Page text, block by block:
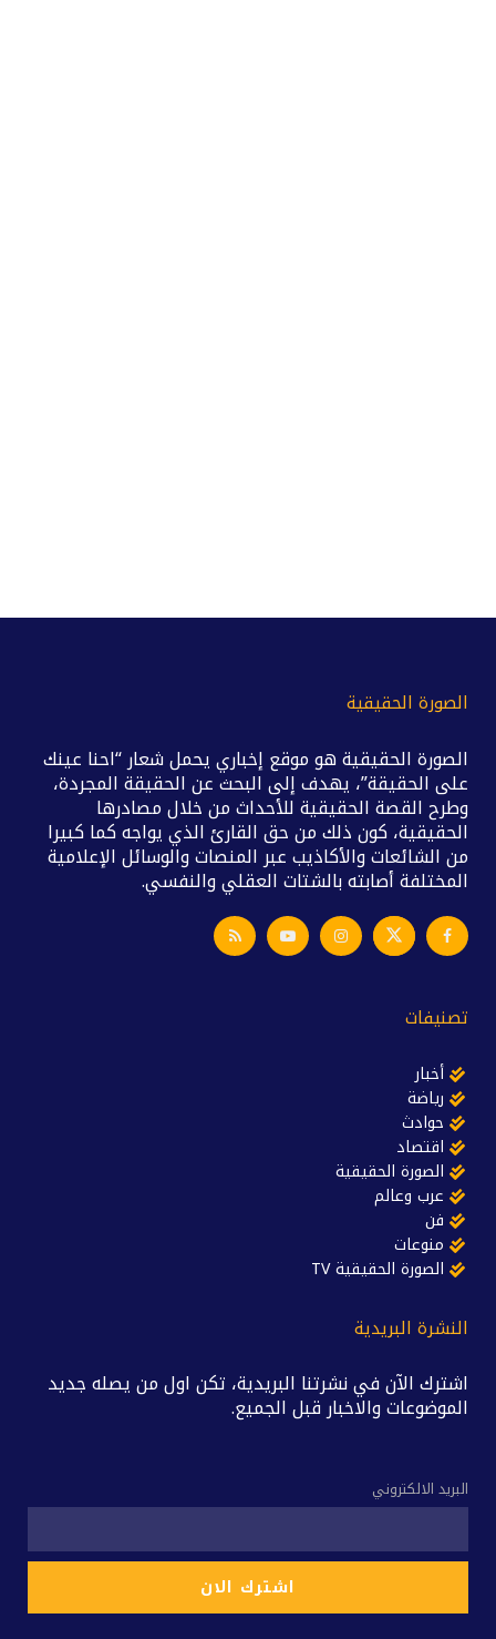
الصورة الحقيقية
الصورة الحقيقية هو موقع إخباري يحمل شعار “احنا عينك
على الحقيقة”، يهدف إلى البحث عن الحقيقة المجردة،
وطرح القصة الحقيقية للأحداث من خلال مصادرها
الحقيقية، كون ذلك من حق القارئ الذي يواجه كما كبيرا
من الشائعات والأكاذيب عبر المنصات والوسائل الإعلامية
المختلفة أصابته بالشتات العقلي والنفسي.
تصنيفات
أخبار
رياضة
حوادث
اقتصاد
الصورة الحقيقية
عرب وعالم
فن
منوعات
الصورة الحقيقية TV
النشرة البريدية
اشترك الآن في نشرتنا البريدية، تكن اول من يصله جديد
الموضوعات والاخبار قبل الجميع.
البريد الالكتروني